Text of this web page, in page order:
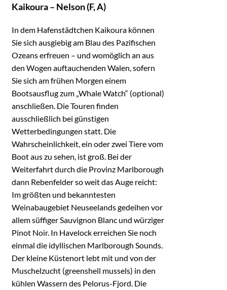
Kaikoura – Nelson (F, A)
In dem Hafenstädtchen Kaikoura können
Sie sich ausgiebig am Blau des Pazifischen
Ozeans erfreuen – und womöglich an aus
den Wogen auftauchenden Walen, sofern
Sie sich am frühen Morgen einem
Bootsausflug zum „Whale Watch“ (optional)
anschließen. Die Touren finden
ausschließlich bei günstigen
Wetterbedingungen statt. Die
Wahrscheinlichkeit, ein oder zwei Tiere vom
Boot aus zu sehen, ist groß. Bei der
Weiterfahrt durch die Provinz Marlborough
dann Rebenfelder so weit das Auge reicht:
Im größten und bekanntesten
Weinabaugebiet Neuseelands gedeihen vor
allem süffiger Sauvignon Blanc und würziger
Pinot Noir. In Havelock erreichen Sie noch
einmal die idyllischen Marlborough Sounds.
Der kleine Küstenort lebt mit und von der
Muschelzucht (greenshell mussels) in den
kühlen Wassern des Pelorus-Fjord. Die